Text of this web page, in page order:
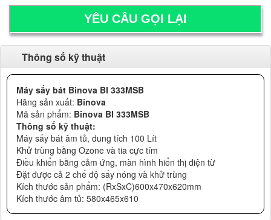
Thông số kỹ thuật
Máy sấy bát Binova BI 333MSB
Hãng sản xuất: Binova
Mã sản phẩm: Binova BI 333MSB
Thông số kỹ thuật:
Máy sấy bát âm tủ, dung tích 100 Lít
Khử trùng bằng Ozone và tia cực tím
Điều khiển bằng cảm ứng, màn hình hiển thị điện từ
Đặt được cả 2 chế độ sấy nóng và khử trùng
Kích thước sản phẩm: (RxSxC)600x470x620mm
Kích thước âm tủ: 580x465x610